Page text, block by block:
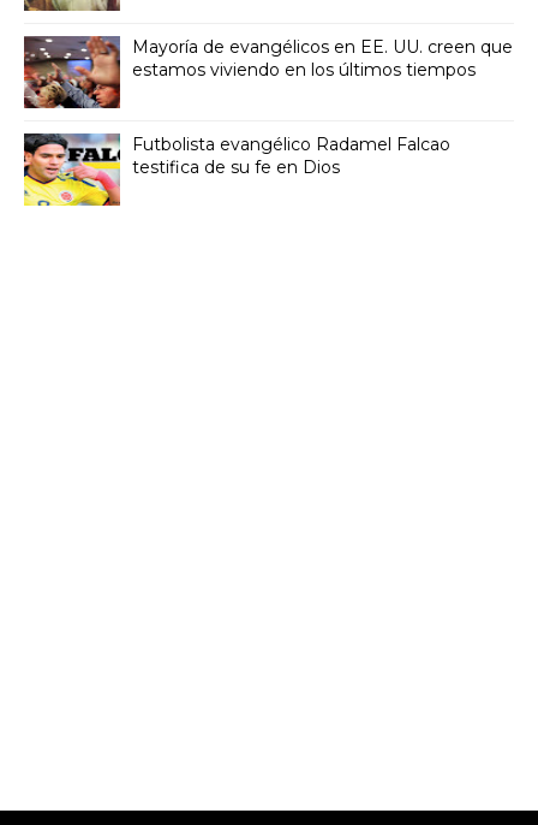
Mayoría de evangélicos en EE. UU. creen que
estamos viviendo en los últimos tiempos
Futbolista evangélico Radamel Falcao
testifica de su fe en Dios